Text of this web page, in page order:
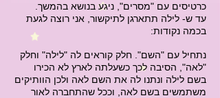
כרטיסים עם "מסרים", ניגע בנושא בהמשך.
עד ש- לילה תתארגן לתיקשור, אני רוצה לגעת
בכמה נקודות:
נתחיל עם "השם". חלק קוראים לה "לילה" וחלק
"לאה", הסיבה לכך כשעלתה לארץ לא הכירו
בשם לילה ונתנו לה את השם לאה ולכן הוותיקים
משתמשים בשם לאה, וככל שהתחברה לאור